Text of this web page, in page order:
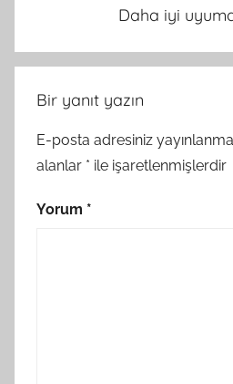
Daha iyi
Bir yanıt yazın
E-posta adresiniz
alanlar * ile işaretlenmişlerdir
Yorum *